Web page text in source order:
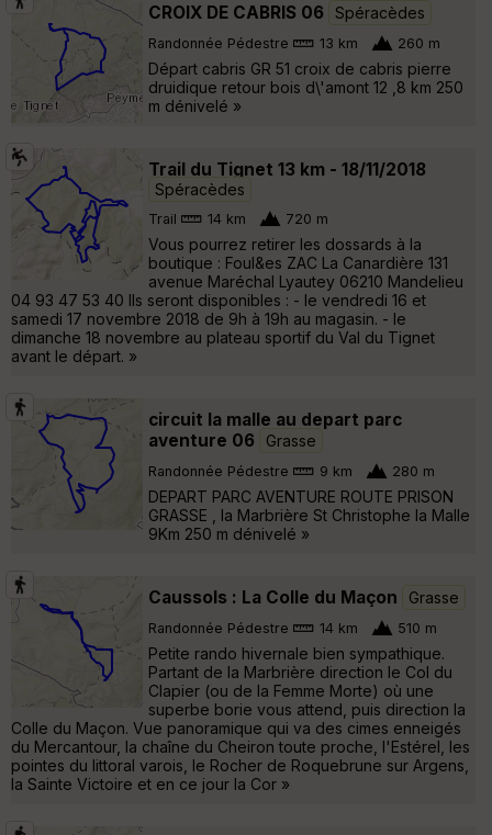
CROIX DE CABRIS 06 Spéracèdes
Randonnée Pédestre 13 km 260 m
Départ cabris GR 51 croix de cabris pierre
druidique retour bois d\'amont 12 ,8 km 250
m dénivelé »
Trail du Tignet 13 km - 18/11/2018
Spéracèdes
Trail 14 km 720 m
Vous pourrez retirer les dossards à la
boutique : Foul&es ZAC La Canardière 131
avenue Maréchal Lyautey 06210 Mandelieu
04 93 47 53 40 Ils seront disponibles : - le vendredi 16 et
samedi 17 novembre 2018 de 9h à 19h au magasin. - le
dimanche 18 novembre au plateau sportif du Val du Tignet
avant le départ. »
circuit la malle au depart parc
aventure 06
Grasse
Randonnée Pédestre 9 km 280 m
DEPART PARC AVENTURE ROUTE PRISON
GRASSE , la Marbrière St Christophe la Malle
9Km 250 m dénivelé »
Caussols : La Colle du Maçon Grasse
Randonnée Pédestre 14 km 510 m
Petite rando hivernale bien sympathique.
Partant de la Marbrière direction le Col du
Clapier (ou de la Femme Morte) où une
superbe borie vous attend, puis direction la
Colle du Maçon. Vue panoramique qui va des cimes enneigés
du Mercantour, la chaîne du Cheiron toute proche, l'Estérel, les
pointes du littoral varois, le Rocher de Roquebrune sur Argens,
la Sainte Victoire et en ce jour la Cor »